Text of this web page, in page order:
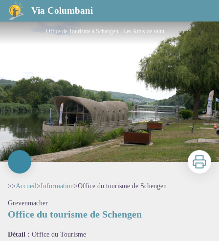
Via Columbani
Office du tourisme de Schengen
Office de Tourisme à Schengen - Les Amis de saint Colomban
Imprimer
>>Accueil>Information>Office du tourisme de Schengen
Grevenmacher
Office du tourisme de Schengen
Détail : Office du Tourisme